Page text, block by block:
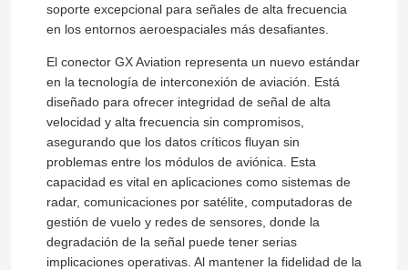
soporte excepcional para señales de alta frecuencia
en los entornos aeroespaciales más desafiantes.
El conector GX Aviation representa un nuevo estándar
en la tecnología de interconexión de aviación. Está
diseñado para ofrecer integridad de señal de alta
velocidad y alta frecuencia sin compromisos,
asegurando que los datos críticos fluyan sin
problemas entre los módulos de aviónica. Esta
capacidad es vital en aplicaciones como sistemas de
radar, comunicaciones por satélite, computadoras de
gestión de vuelo y redes de sensores, donde la
degradación de la señal puede tener serias
implicaciones operativas. Al mantener la fidelidad de la